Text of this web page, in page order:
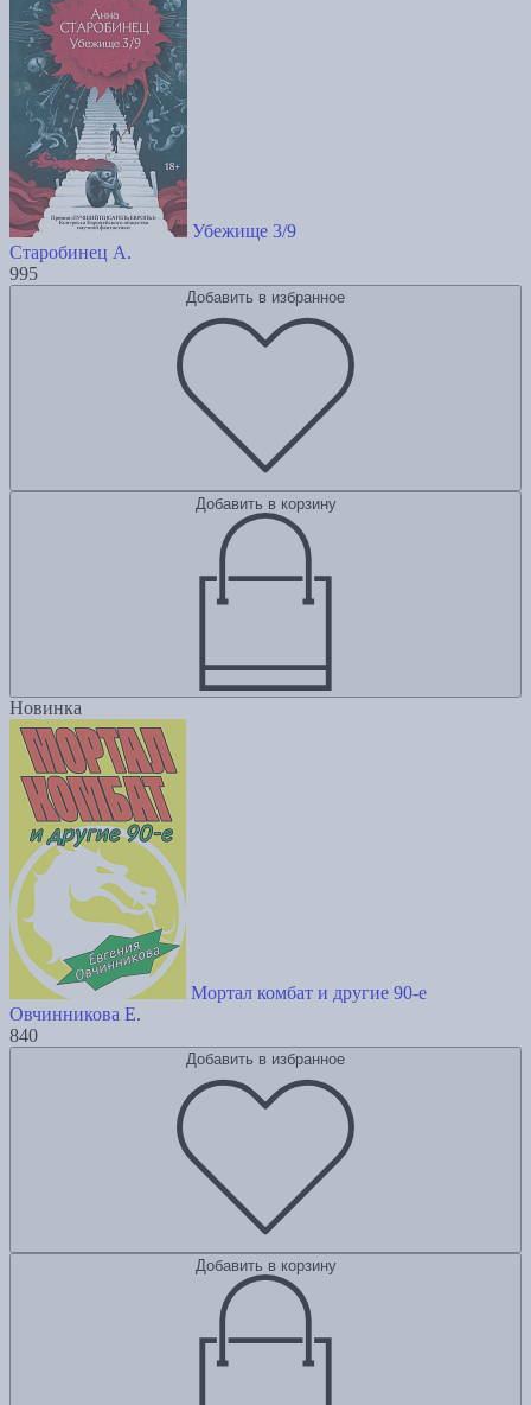
Убежище 3/9
Старобинец А.
995
Добавить в избранное
Добавить в корзину
Новинка
Мортал комбат и другие 90-е
Овчинникова Е.
840
Добавить в избранное
Добавить в корзину